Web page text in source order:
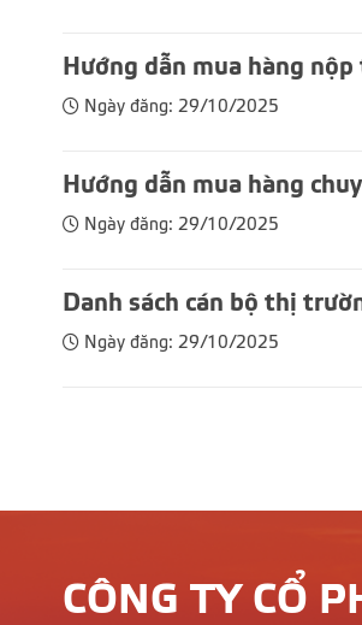
Hướng dẫn mua hàng
Ngày đăng: 29/10/2025
Hướng dẫn mua hàng
Ngày đăng: 29/10/2025
Danh sách cán bộ thị
Ngày đăng: 29/10/2025
CÔNG TY CỔ